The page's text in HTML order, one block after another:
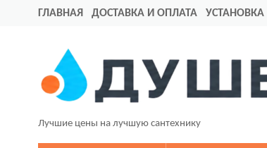
ГЛАВНАЯ ДОСТАВКА И ОПЛАТА УСТАНОВКА
Лучшие цены на лучшую сантехнику